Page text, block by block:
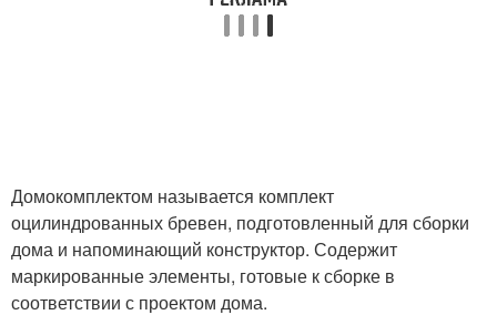
Домокомплектом называется комплект
оцилиндрованных бревен, подготовленный для сборки
дома и напоминающий конструктор. Содержит
маркированные элементы, готовые к сборке в
соответствии с проектом дома.